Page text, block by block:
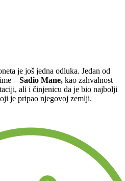
je još jedna odluka. Jedan od
– Sadio Mane, kao zahvalnost
ali i činjenicu da je bio najbolji
je pripao njegovoj zemlji.